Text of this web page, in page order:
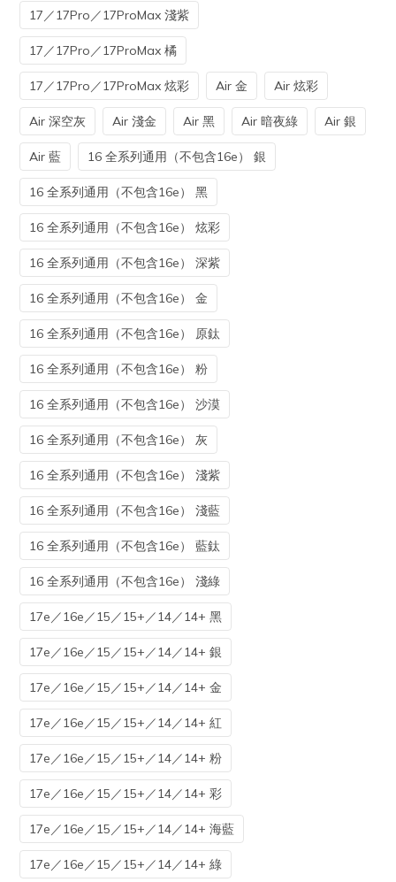
17／17Pro／17ProMax 淺紫
17／17Pro／17ProMax 橘
17／17Pro／17ProMax 炫彩 Air 金 Air 炫彩
Air 深空灰 Air 淺金 Air 黑 Air 暗夜綠 Air 銀
Air 藍 16 全系列通用（不包含16e） 銀
16 全系列通用（不包含16e） 黑
16 全系列通用（不包含16e） 炫彩
16 全系列通用（不包含16e） 深紫
16 全系列通用（不包含16e） 金
16 全系列通用（不包含16e） 原鈦
16 全系列通用（不包含16e） 粉
16 全系列通用（不包含16e） 沙漠
16 全系列通用（不包含16e） 灰
16 全系列通用（不包含16e） 淺紫
16 全系列通用（不包含16e） 淺藍
16 全系列通用（不包含16e） 藍鈦
16 全系列通用（不包含16e） 淺綠
17e／16e／15／15+／14／14+ 黑
17e／16e／15／15+／14／14+ 銀
17e／16e／15／15+／14／14+ 金
17e／16e／15／15+／14／14+ 紅
17e／16e／15／15+／14／14+ 粉
17e／16e／15／15+／14／14+ 彩
17e／16e／15／15+／14／14+ 海藍
17e／16e／15／15+／14／14+ 綠